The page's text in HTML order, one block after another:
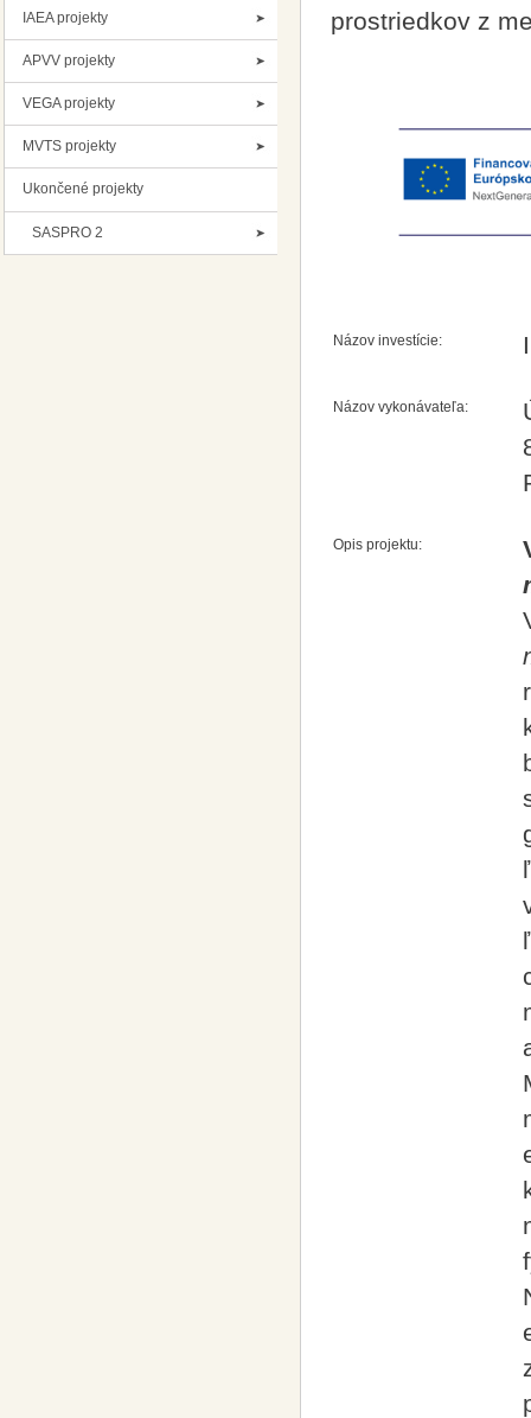
IAEA projekty
APVV projekty
VEGA projekty
MVTS projekty
Ukončené projekty
SASPRO 2
prostriedkov z
Názov investície:
Názov vykonávateľa:
Opis projektu: